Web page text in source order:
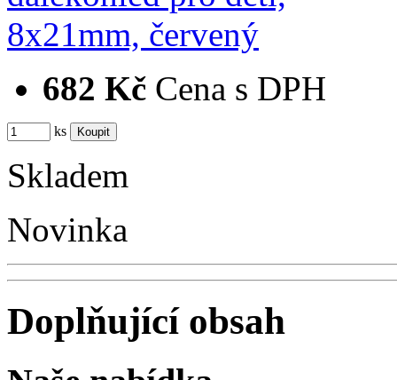
682 Kč Cena s DPH
ks
Skladem
Novinka
Doplňující obsah